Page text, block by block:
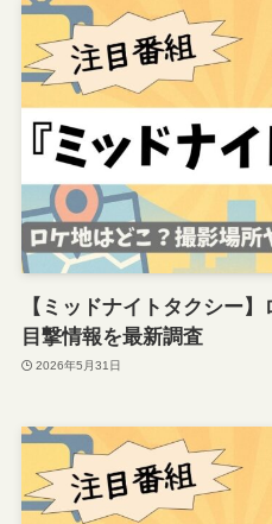
【ミッドナイトタクシー
目撃情報を最新調査
2026年5月31日